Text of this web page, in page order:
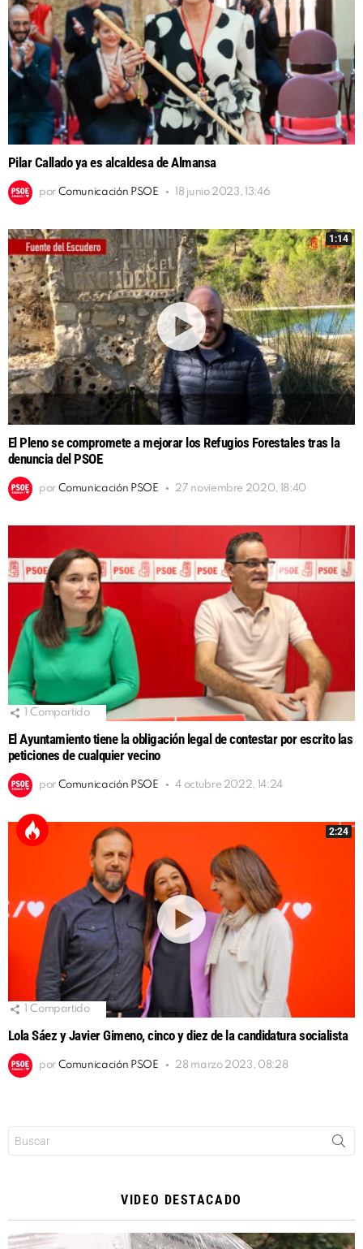
Pilar Callado ya es alcaldesa de Almansa
por Comunicación PSOE 18 junio 2023, 13:46
1:14
El Pleno se compromete a mejorar los Refugios Forestales tras la
denuncia del PSOE
por Comunicación PSOE 27 noviembre 2020, 18:40
Compartido
El Ayuntamiento tiene la obligación legal de contestar por escrito las
peticiones de cualquier vecino
por Comunicación PSOE 4 octubre 2022, 14:24
2:24
Compartido
Lola Sáez y Javier Gimeno, cinco y diez de la candidatura socialista
por Comunicación PSOE 28 marzo 2023, 08:28
VIDEO DESTACADO
Reproductor